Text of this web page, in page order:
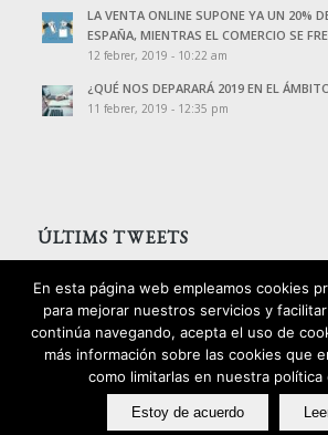
LA VENTA ONLINE SUPONE YA UN 20%
ESPAÑA, MIENTRAS EL COMERCIO SE
12 febrer, 2019 - 10:22 am
¿QUÉ NOS DEPARARÁ 2019 EN EL
11 febrer, 2019 - 12:35 pm
ÚLTIMS TWEETS
Tweets de @PalomoAssessors
2016 © Copyright - Palomo Consultors
Política de privacitat Política de
Política d’ igualtat i qualitat Disseny:
En esta página web empleamos cookies
para mejorar nuestros servicios y
continúa navegando, acepta el uso de
más información sobre las cookies que
como limitarlas en nuestra política
Estoy de acuerdo